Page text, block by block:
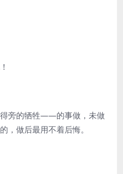
旁的牺牲——的事做，未做
，做后最用不着后悔。